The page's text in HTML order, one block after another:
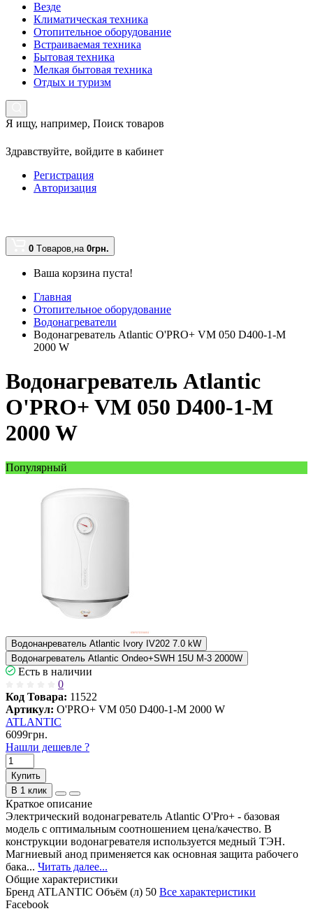
Везде
Климатическая техника
Отопительное оборудование
Встраиваемая техника
Бытовая техника
Мелкая бытовая техника
Отдых и туризм
Я ищу, например, Поиск товаров
Здравствуйте, войдите в кабинет
Регистрация
Авторизация
0 Tоваров,на 0грн.
Ваша корзина пуста!
Главная
Отопительное оборудование
Водонагреватели
Водонагреватель Atlantic O'PRO+ VM 050 D400-1-M
2000 W
Водонагреватель Atlantic
O'PRO+ VM 050 D400-1-M
2000 W
Популярный
Водонанреватель Atlantic Ivory IV202 7.0 kW
Водонагреватель Atlantic Ondeo+SWH 15U M-3 2000W
Есть в наличии
0
Код Товара: 11522
Артикул: O'PRO+ VM 050 D400-1-M 2000 W
ATLANTIC
6099грн.
Нашли дешевле ?
Купить
В 1 клик
Краткое описание
Электрический водонагреватель Atlantic O'Pro+ - базовая
модель с оптимальным соотношением цена/качество. В
конструкции водонагревателя используется медный ТЭН.
Магниевый анод применяется как основная защита рабочего
бака... Читать далее...
Общие характеристики
Бренд ATLANTIC Объём (л) 50 Все характеристики
Facebook